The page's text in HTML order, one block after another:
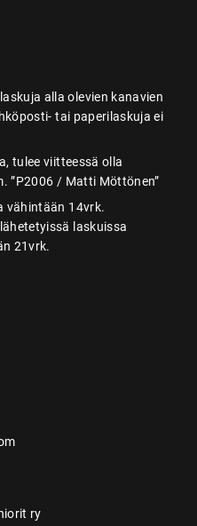
alla olevien kanavien
tai paperilaskuja ei
tulee viitteessä olla
”P2006 / Matti Möttönen”
vähintään 14vrk.
laskuissa
21vrk.
ry